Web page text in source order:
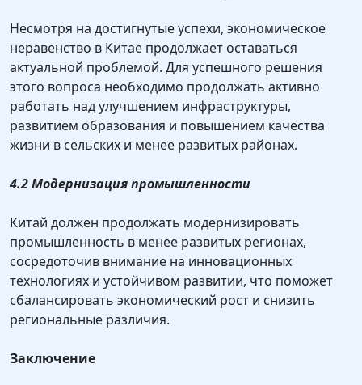
Несмотря на достигнутые успехи, экономическое
неравенство в Китае продолжает оставаться
актуальной проблемой. Для успешного решения
этого вопроса необходимо продолжать активно
работать над улучшением инфраструктуры,
развитием образования и повышением качества
жизни в сельских и менее развитых районах.
4.2 Модернизация промышленности
Китай должен продолжать модернизировать
промышленность в менее развитых регионах,
сосредоточив внимание на инновационных
технологиях и устойчивом развитии, что поможет
сбалансировать экономический рост и снизить
региональные различия.
Заключение